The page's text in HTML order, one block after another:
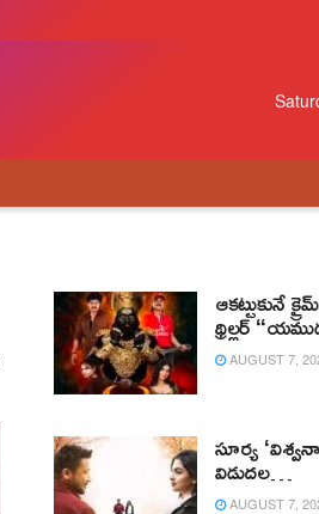
ఆకట్టుకునే
థ్రిల్లర్
AUGUST 7,
సూర్య
విడుదల…
AUGUST 7,